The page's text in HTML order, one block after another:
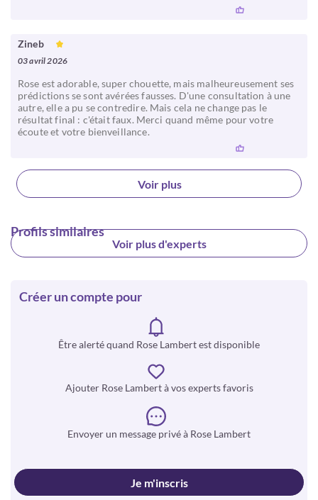
Zineb
03 avril 2026
Rose est adorable, super chouette, mais malheureusement ses
prédictions se sont avérées fausses. D'une consultation à une
autre, elle a pu se contredire. Mais cela ne change pas le
résultat final : c'était faux. Merci quand même pour votre
écoute et votre bienveillance.
Voir plus
Profils similaires
Voir plus d'experts
Créer un compte pour
Être alerté quand Rose Lambert est disponible
Ajouter Rose Lambert à vos experts favoris
Envoyer un message privé à Rose Lambert
Je m'inscris